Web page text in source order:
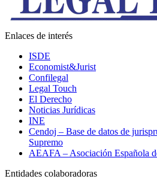
Enlaces de interés
ISDE
Economist&Jurist
Confilegal
Legal Touch
El Derecho
Noticias Jurídicas
INE
Cendoj – Base de datos de
Supremo
AEAFA – Asociación Española
Entidades colaboradoras